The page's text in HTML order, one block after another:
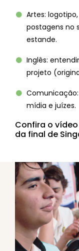
Artes:
postagens no
estande.
Inglês:
projeto
mídia e juízes.
Confira o
da final de